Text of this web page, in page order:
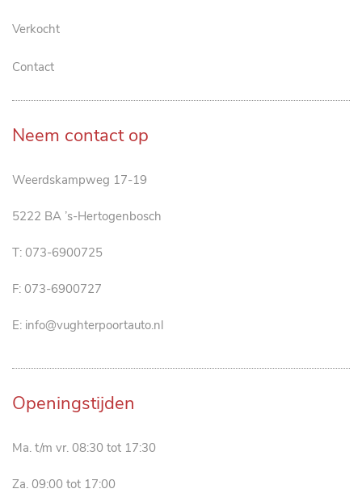
Verkocht
Contact
Neem contact op
Weerdskampweg 17-19
5222 BA ’s-Hertogenbosch
T: 073-6900725
F: 073-6900727
E: info@vughterpoortauto.nl
Openingstijden
Ma. t/m vr. 08:30 tot 17:30
Za. 09:00 tot 17:00